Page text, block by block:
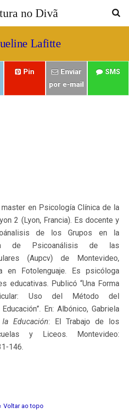
no Divã
Lafitte
Pin
Enviar
por e-mail
SMS
en Psicología Clínica de la
2 (Lyon, Francia). Es docente y
de los Grupos en la
de Psicoanálisis de las
(Aupcv) de Montevideo,
en Fotolenguaje. Es psicóloga
educativas. Publicó “Una Forma
Uso del Método del
En: Albónico, Gabriela
Educación: El Trabajo de los
y Liceos. Montevideo:
146.
Voltar ao topo